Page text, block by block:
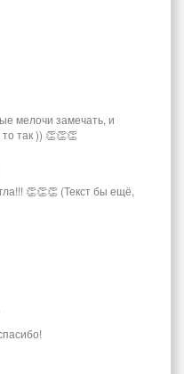
мелочи замечать, и
так )) 👏👏👏
👏👏👏 (Текст бы ещё,